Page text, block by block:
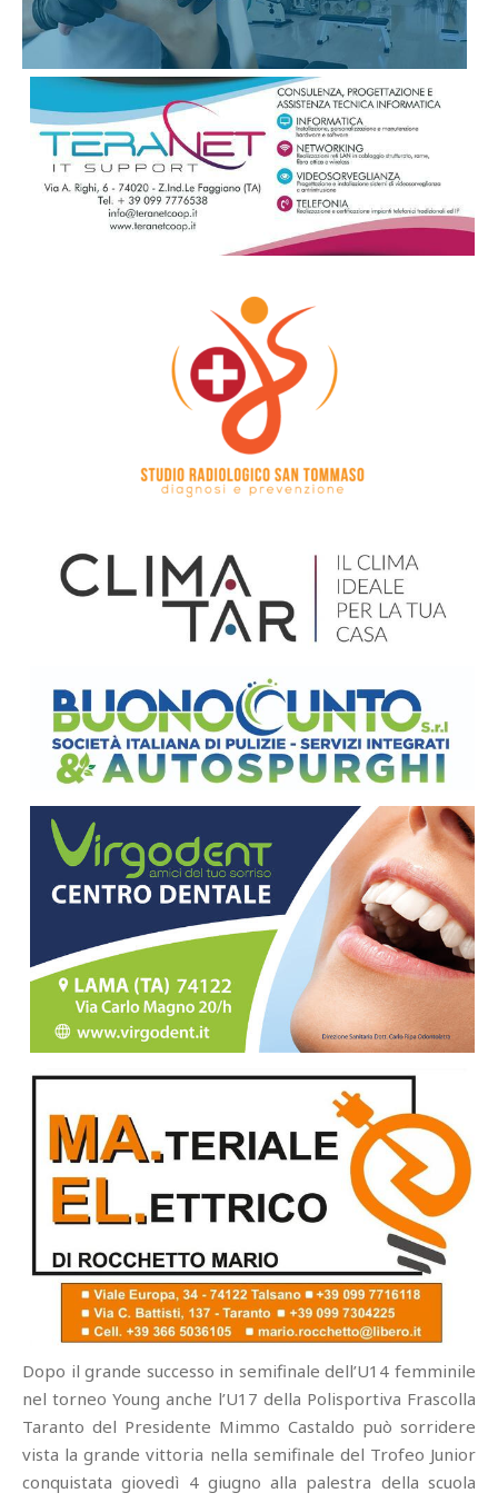
Dopo il grande successo in semifinale dell’U14 femminile
nel torneo Young anche l’U17 della Polisportiva Frascolla
Taranto del Presidente Mimmo Castaldo può sorridere
vista la grande vittoria nella semifinale del Trofeo Junior
conquistata giovedì 4 giugno alla palestra della scuola